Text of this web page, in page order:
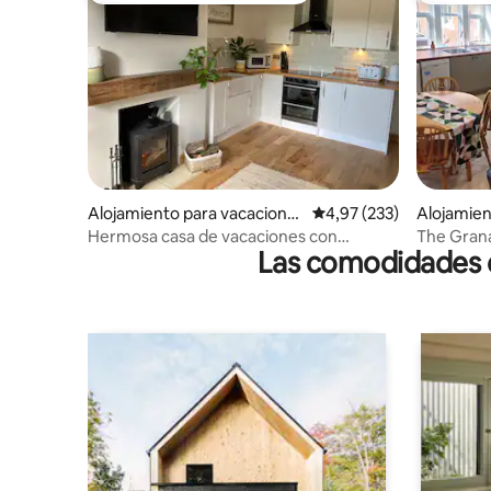
Alojamiento para vacacione
s en Rushbury
Calificación promedio:
4,97 (233)
Hermosa casa de vacaciones con
impresionantes vistas al campo
The
Reino
Las